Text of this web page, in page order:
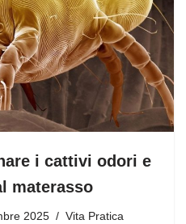
i cattivi odori e
materasso
2025 Vita Pratica